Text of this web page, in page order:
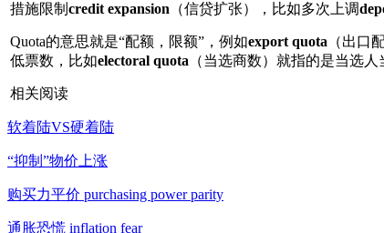
措施限制 credit expansion （信贷扩张），比如多次上调
Quota的意思就是“配额，限额”，例如export quota （出口
低票数，比如electoral quota （当选商数）就指的是当选
相关阅读
软着陆VS硬着陆
“抑制”物价上涨
购买力平价 purchasing power parity
通胀恐慌 inflation fear